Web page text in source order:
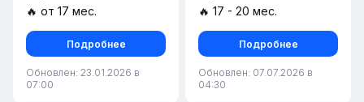
🔥 от 17 мес.
Подробнее
Обновлен: 23.01.2026 в
07:00
🔥 17 - 20 мес.
Подробнее
Обновлен: 07.07.2026 в
04:30